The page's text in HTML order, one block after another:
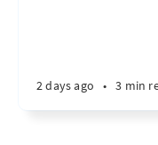
2 days ago • 3 min